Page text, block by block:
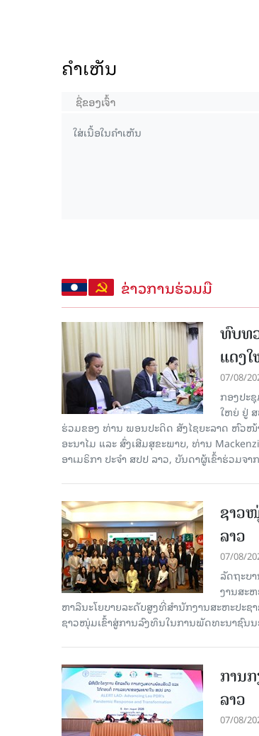
ຄໍາເຫັນ
ຂ່າວການຮ່ວມມື
ທົບທ
ແດງ
07/08/
ກອງປະ
ໃຫຍ່ ຢູ່
ຮ່ວມຂອງ ທ່ານ ພອນປະດິດ ສັງໄຊຍະລາດ ຫົວ
ອະນາໄມ ແລະ ສົ່ງເສີມສຸຂະພາບ, ທ່ານ
ອາເມຣິກາ ປະຈຳ ສປປ ລາວ, ບັນດາຜູ້ເຂົ້າຮ່ວມ
ຊາວ
ລາວ
07/08/
ລັດຖະບ
ງານສະ
ຫາລືນະໂຍບາຍລະດັບສູງທີ່ສຳນັກງານສະຫະປະ
ຊາວໜຸ່ມເຂົ້າສູ່ການລົງທຶນໃນການພັດທະນາຊົນນ
ການ
ລາວ
07/08/